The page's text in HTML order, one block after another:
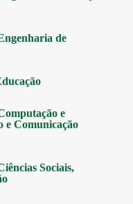
de
e
e Comunicação
Sociais,